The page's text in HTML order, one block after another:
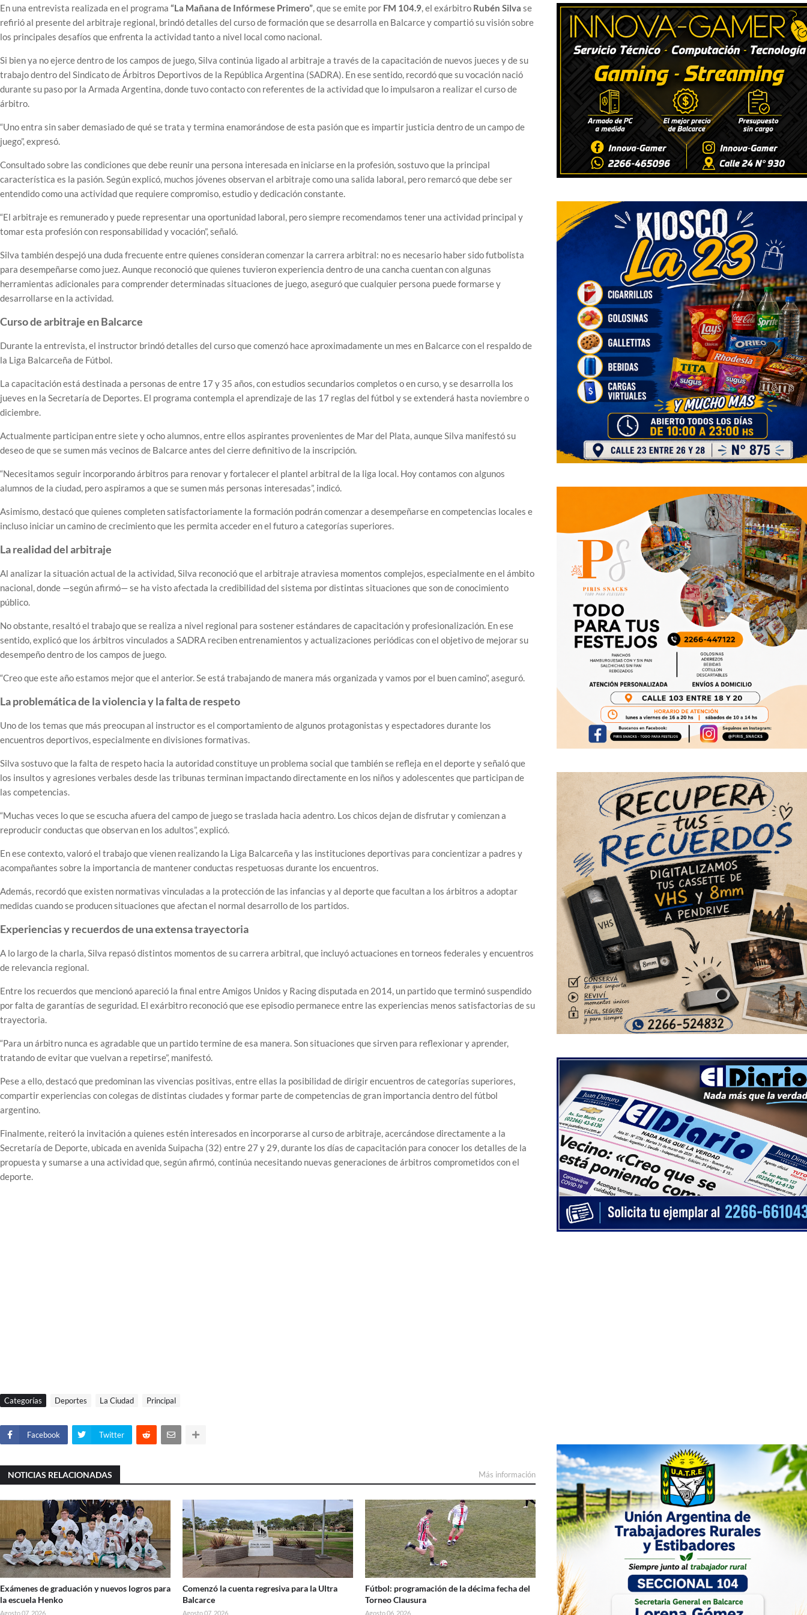
En una entrevista realizada en el programa “La Mañana de Infórmese Primero”, que se emite por FM 104.9, el exárbitro Rubén Silva se
refirió al presente del arbitraje regional, brindó detalles del curso de formación que se desarrolla en Balcarce y compartió su visión sobre
los principales desafíos que enfrenta la actividad tanto a nivel local como nacional.
Si bien ya no ejerce dentro de los campos de juego, Silva continúa ligado al arbitraje a través de la capacitación de nuevos jueces y de su
trabajo dentro del Sindicato de Árbitros Deportivos de la República Argentina (SADRA). En ese sentido, recordó que su vocación nació
durante su paso por la Armada Argentina, donde tuvo contacto con referentes de la actividad que lo impulsaron a realizar el curso de
árbitro.
“Uno entra sin saber demasiado de qué se trata y termina enamorándose de esta pasión que es impartir justicia dentro de un campo de
juego”, expresó.
Consultado sobre las condiciones que debe reunir una persona interesada en iniciarse en la profesión, sostuvo que la principal
característica es la pasión. Según explicó, muchos jóvenes observan el arbitraje como una salida laboral, pero remarcó que debe ser
entendido como una actividad que requiere compromiso, estudio y dedicación constante.
“El arbitraje es remunerado y puede representar una oportunidad laboral, pero siempre recomendamos tener una actividad principal y
tomar esta profesión con responsabilidad y vocación”, señaló.
Silva también despejó una duda frecuente entre quienes consideran comenzar la carrera arbitral: no es necesario haber sido futbolista
para desempeñarse como juez. Aunque reconoció que quienes tuvieron experiencia dentro de una cancha cuentan con algunas
herramientas adicionales para comprender determinadas situaciones de juego, aseguró que cualquier persona puede formarse y
desarrollarse en la actividad.
Curso de arbitraje en Balcarce
Durante la entrevista, el instructor brindó detalles del curso que comenzó hace aproximadamente un mes en Balcarce con el respaldo de
la Liga Balcarceña de Fútbol.
La capacitación está destinada a personas de entre 17 y 35 años, con estudios secundarios completos o en curso, y se desarrolla los
jueves en la Secretaría de Deportes. El programa contempla el aprendizaje de las 17 reglas del fútbol y se extenderá hasta noviembre o
diciembre.
Actualmente participan entre siete y ocho alumnos, entre ellos aspirantes provenientes de Mar del Plata, aunque Silva manifestó su
deseo de que se sumen más vecinos de Balcarce antes del cierre definitivo de la inscripción.
“Necesitamos seguir incorporando árbitros para renovar y fortalecer el plantel arbitral de la liga local. Hoy contamos con algunos
alumnos de la ciudad, pero aspiramos a que se sumen más personas interesadas”, indicó.
Asimismo, destacó que quienes completen satisfactoriamente la formación podrán comenzar a desempeñarse en competencias locales e
incluso iniciar un camino de crecimiento que les permita acceder en el futuro a categorías superiores.
La realidad del arbitraje
Al analizar la situación actual de la actividad, Silva reconoció que el arbitraje atraviesa momentos complejos, especialmente en el ámbito
nacional, donde —según afirmó— se ha visto afectada la credibilidad del sistema por distintas situaciones que son de conocimiento
público.
No obstante, resaltó el trabajo que se realiza a nivel regional para sostener estándares de capacitación y profesionalización. En ese
sentido, explicó que los árbitros vinculados a SADRA reciben entrenamientos y actualizaciones periódicas con el objetivo de mejorar su
desempeño dentro de los campos de juego.
“Creo que este año estamos mejor que el anterior. Se está trabajando de manera más organizada y vamos por el buen camino”, aseguró.
La problemática de la violencia y la falta de respeto
Uno de los temas que más preocupan al instructor es el comportamiento de algunos protagonistas y espectadores durante los
encuentros deportivos, especialmente en divisiones formativas.
Silva sostuvo que la falta de respeto hacia la autoridad constituye un problema social que también se refleja en el deporte y señaló que
los insultos y agresiones verbales desde las tribunas terminan impactando directamente en los niños y adolescentes que participan de
las competencias.
“Muchas veces lo que se escucha afuera del campo de juego se traslada hacia adentro. Los chicos dejan de disfrutar y comienzan a
reproducir conductas que observan en los adultos”, explicó.
En ese contexto, valoró el trabajo que vienen realizando la Liga Balcarceña y las instituciones deportivas para concientizar a padres y
acompañantes sobre la importancia de mantener conductas respetuosas durante los encuentros.
Además, recordó que existen normativas vinculadas a la protección de las infancias y al deporte que facultan a los árbitros a adoptar
medidas cuando se producen situaciones que afectan el normal desarrollo de los partidos.
Experiencias y recuerdos de una extensa trayectoria
A lo largo de la charla, Silva repasó distintos momentos de su carrera arbitral, que incluyó actuaciones en torneos federales y encuentros
de relevancia regional.
Entre los recuerdos que mencionó apareció la final entre Amigos Unidos y Racing disputada en 2014, un partido que terminó suspendido
por falta de garantías de seguridad. El exárbitro reconoció que ese episodio permanece entre las experiencias menos satisfactorias de su
trayectoria.
“Para un árbitro nunca es agradable que un partido termine de esa manera. Son situaciones que sirven para reflexionar y aprender,
tratando de evitar que vuelvan a repetirse”, manifestó.
Pese a ello, destacó que predominan las vivencias positivas, entre ellas la posibilidad de dirigir encuentros de categorías superiores,
compartir experiencias con colegas de distintas ciudades y formar parte de competencias de gran importancia dentro del fútbol
argentino.
Finalmente, reiteró la invitación a quienes estén interesados en incorporarse al curso de arbitraje, acercándose directamente a la
Secretaría de Deporte, ubicada en avenida Suipacha (32) entre 27 y 29, durante los días de capacitación para conocer los detalles de la
propuesta y sumarse a una actividad que, según afirmó, continúa necesitando nuevas generaciones de árbitros comprometidos con el
deporte.
Categorías Deportes La Ciudad Principal
Facebook Twitter
NOTICIAS RELACIONADAS Más información
Exámenes de graduación y nuevos logros para
la escuela Henko
Agosto 07, 2026
Comenzó la cuenta regresiva para la Ultra
Balcarce
Agosto 07, 2026
Fútbol: programación de la décima fecha del
Torneo Clausura
Agosto 06, 2026